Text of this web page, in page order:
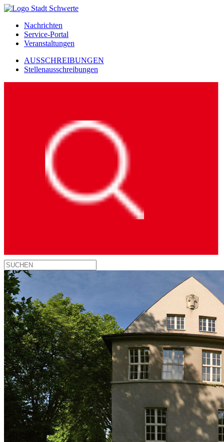
Nachrichten
Service-Portal
Veranstaltungen
AUSSCHREIBUNGEN
Stellenausschreibungen